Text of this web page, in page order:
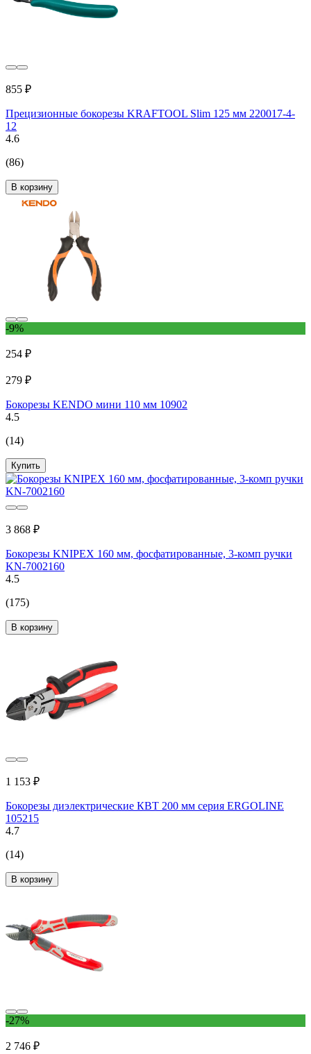
855 ₽
Прецизионные бокорезы KRAFTOOL Slim 125 мм 220017-4-
12
4.6
(86)
В корзину
-9%
254 ₽
279 ₽
Бокорезы KENDO мини 110 мм 10902
4.5
(14)
Купить
3 868 ₽
Бокорезы KNIPEX 160 мм, фосфатированные, 3-комп ручки
KN-7002160
4.5
(175)
В корзину
1 153 ₽
Бокорезы диэлектрические КВТ 200 мм серия ERGOLINE
105215
4.7
(14)
В корзину
-27%
2 746 ₽